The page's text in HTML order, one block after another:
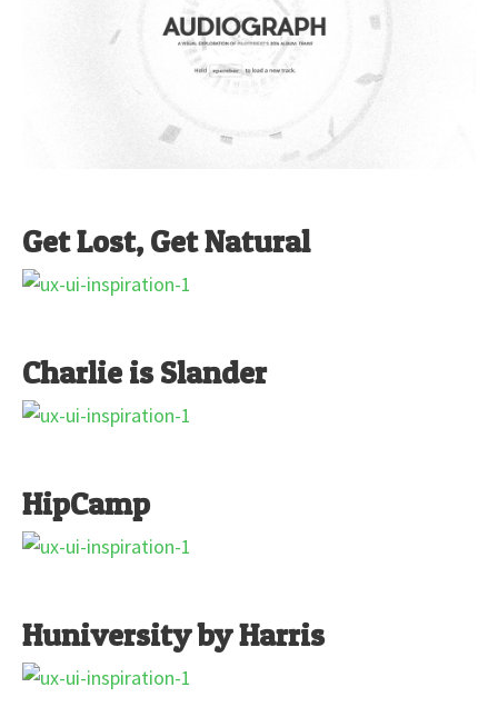
Get Lost, Get Natural
Charlie is Slander
HipCamp
Huniversity by Harris